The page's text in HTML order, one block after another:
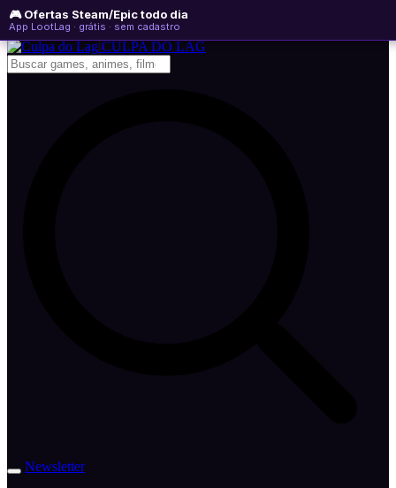
🎮 Ofertas Steam/Epic todo dia
App LootLag · grátis · sem cadastro
sexta-feira, 07 de agosto de 2026
Newsletter
CULPA DO LAG
Newsletter